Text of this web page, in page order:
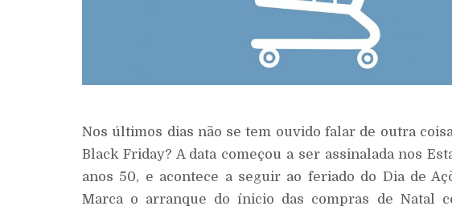
Nos últimos dias não se tem ouvido falar de outra
Black Friday? A data começou a ser assinalada nos
anos 50, e acontece a seguir ao feriado do Dia de
Marca o arranque do ínicio das compras de Natal